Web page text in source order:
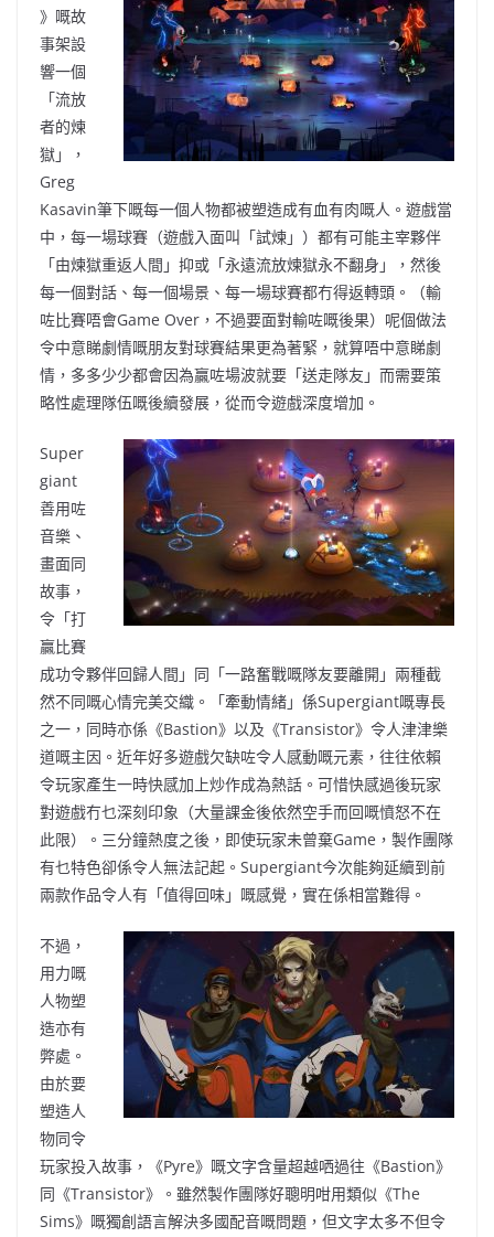
》嘅故
事架設
響一個
「流放
者的煉
獄」，
Greg
Kasavin筆下嘅每一個人物都被塑造成有血有肉嘅人。遊戲當
中，每一場球賽（遊戲入面叫「試煉」）都有可能主宰夥伴
「由煉獄重返人間」抑或「永遠流放煉獄永不翻身」，然後
每一個對話、每一個場景、每一場球賽都冇得返轉頭。（輸
咗比賽唔會Game Over，不過要面對輸咗嘅後果）呢個做法
令中意睇劇情嘅朋友對球賽結果更為著緊，就算唔中意睇劇
情，多多少少都會因為贏咗場波就要「送走隊友」而需要策
略性處理隊伍嘅後續發展，從而令遊戲深度增加。
Super
giant
善用咗
音樂、
畫面同
故事，
令「打
贏比賽
成功令夥伴回歸人間」同「一路奮戰嘅隊友要離開」兩種截
然不同嘅心情完美交織。「牽動情緒」係Supergiant嘅專長
之一，同時亦係《Bastion》以及《Transistor》令人津津樂
道嘅主因。近年好多遊戲欠缺咗令人感動嘅元素，往往依賴
令玩家產生一時快感加上炒作成為熱話。可惜快感過後玩家
對遊戲冇乜深刻印象（大量課金後依然空手而回嘅憤怒不在
此限）。三分鐘熱度之後，即使玩家未曾棄Game，製作團隊
有乜特色卻係令人無法記起。Supergiant今次能夠延續到前
兩款作品令人有「值得回味」嘅感覺，實在係相當難得。
不過，
用力嘅
人物塑
造亦有
弊處。
由於要
塑造人
物同令
玩家投入故事，《Pyre》嘅文字含量超越哂過往《Bastion》
同《Transistor》。雖然製作團隊好聰明咁用類似《The
Sims》嘅獨創語言解決多國配音嘅問題，但文字太多不但令